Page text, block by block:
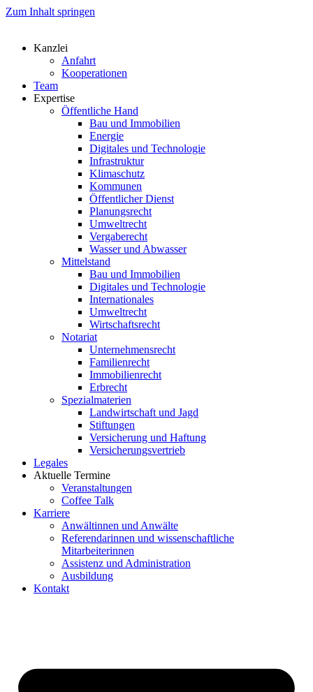
Zum Inhalt springen
Kanzlei
Anfahrt
Kooperationen
Team
Expertise
Öffentliche Hand
Bau und Immobilien
Energie
Digitales und Technologie
Infrastruktur
Klimaschutz
Kommunen
Öffentlicher Dienst
Planungsrecht
Umweltrecht
Vergaberecht
Wasser und Abwasser
Mittelstand
Bau und Immobilien
Digitales und Technologie
Internationales
Umweltrecht
Wirtschaftsrecht
Notariat
Unternehmensrecht
Familienrecht
Immobilienrecht
Erbrecht
Spezialmaterien
Landwirtschaft und Jagd
Stiftungen
Versicherung und Haftung
Versicherungsvertrieb
Legales
Aktuelle Termine
Veranstaltungen
Coffee Talk
Karriere
Anwältinnen und Anwälte
Referendarinnen und wissenschaftliche
Mitarbeiterinnen
Assistenz und Administration
Ausbildung
Kontakt